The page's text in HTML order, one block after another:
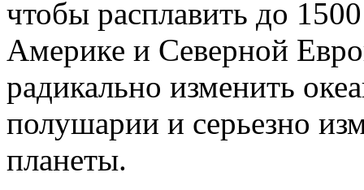
чтобы расплавить до
Америке и Северной
радикально изменить
полушарии и серьезно
планеты.